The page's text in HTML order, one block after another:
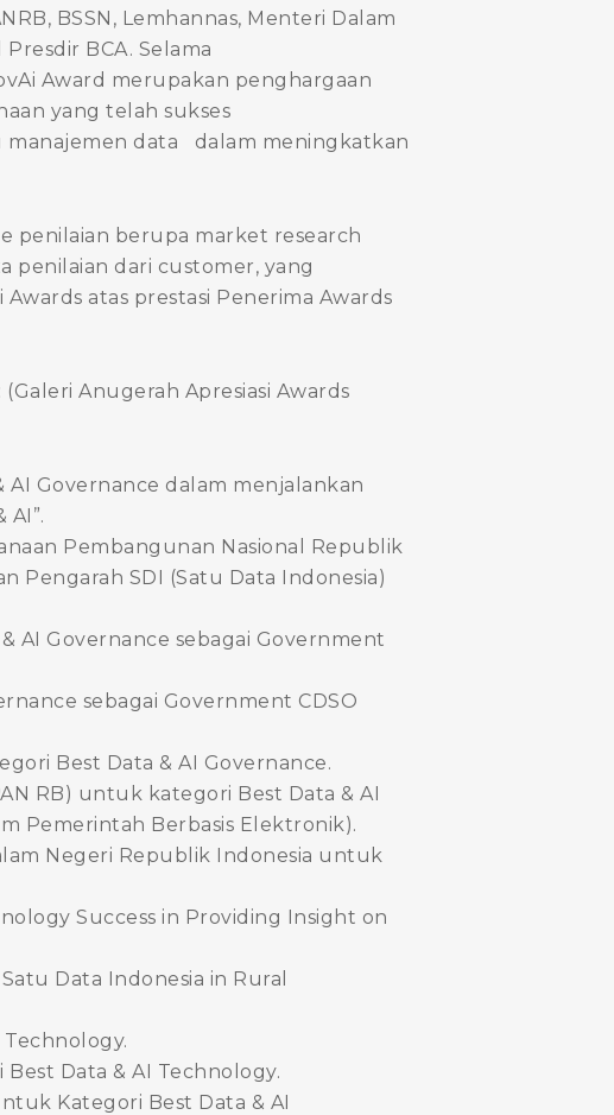
BSSN, Lemhannas, Menteri Dalam
BCA. Selama
Award merupakan penghargaan
yang telah sukses
manajemen data dalam meningkatkan
penilaian berupa market research
penilaian dari customer, yang
atas prestasi Penerima Awards
Anugerah Apresiasi Awards
Governance dalam menjalankan
Pembangunan Nasional Republik
Pengarah SDI (Satu Data Indonesia)
AI Governance sebagai Government
sebagai Government CDSO
Best Data & AI Governance.
RB) untuk kategori Best Data & AI
Pemerintah Berbasis Elektronik).
Negeri Republik Indonesia untuk
Success in Providing Insight on
Data Indonesia in Rural
Data & AI Technology.
Kategori Best Data & AI